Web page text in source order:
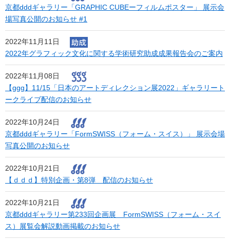
京都dddギャラリー「GRAPHIC CUBEーフィルムポスター」 ​​​​​​​展示会
場写真公開のお知らせ #1
2022年11月11日
2022年グラフィック文化に関する学術研究助成成果報告会のご案内
2022年11月08日
【ggg】11/15「日本のアートディレクション展2022」ギャラリート
ークライブ配信のお知らせ
2022年10月24日
京都dddギャラリー「FormSWISS（フォーム・スイス）」 ​​​​​​​展示会場
写真公開のお知らせ
2022年10月21日
【ｄｄｄ】特別企画・第8弾 配信のお知らせ
2022年10月21日
京都dddギャラリー第233回企画展 FormSWISS（フォーム・スイ
ス）展覧会解説動画掲載のお知らせ